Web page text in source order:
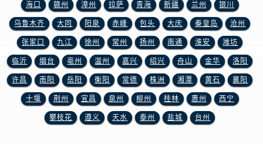
江西省吉安市吉州区井冈山大道宝玑售后服务中心（需提前预约）
江西省景德镇市珠山区珠山中路宝玑售后服务中心（需提前预约）
江西省九江市浔阳区浔阳路宝玑售后服务中心（需提前预约）
江西省南昌市红谷滩新区红谷中大道998号绿地双子塔（中央广场）A1座办公楼14层1407室宝玑售后服务中心（需提前预约）
江西省萍乡市安源区萍安北大道与康庄路交叉口宝玑售后服务中心（需提前预约）
江西省上饶市信州区滨江西路宝玑售后服务中心（需提前预约）
江西省新余市渝水区北湖西路宝玑售后服务中心（需提前预约）
海口 赣州 漳州 拉萨 青海 新疆 兰州 银川
乌鲁木齐 大同 阳泉 赤峰 包头 大庆 秦皇岛 沧州
张家口 九江 徐州 常州 扬州 南通 淮安 潍坊
临沂 烟台 亳州 温州 嘉兴 绍兴 舟山 金华 洛阳
许昌 南阳 岳阳 衡阳 常德 株洲 湘潭 黄石 襄阳
十堰 荆州 宜昌 泉州 柳州 桂林 惠州 西宁
攀枝花 遵义 天水 泰州 盐城 台州